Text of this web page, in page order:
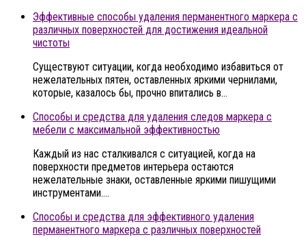
Эффективные способы удаления перманентного маркера с
различных поверхностей для достижения идеальной
чистоты
Существуют ситуации, когда необходимо избавиться от
нежелательных пятен, оставленных яркими чернилами,
которые, казалось бы, прочно впитались в…
Способы и средства для удаления следов маркера с
мебели с максимальной эффективностью
Каждый из нас сталкивался с ситуацией, когда на
поверхности предметов интерьера остаются
нежелательные знаки, оставленные яркими пишущими
инструментами….
Способы и средства для эффективного удаления
перманентного маркера с различных поверхностей